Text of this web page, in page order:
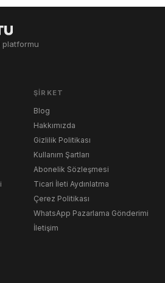
platformu
ŞIRKET
Blog
Hakkımızda
Gizlilik Politikası
Kullanım Şartları
Abonelik Sözleşmesi
Ticari İleti Aydınlatma
Çerez Politikası
WhatsApp Pazarlama Gönderimi
İletişim